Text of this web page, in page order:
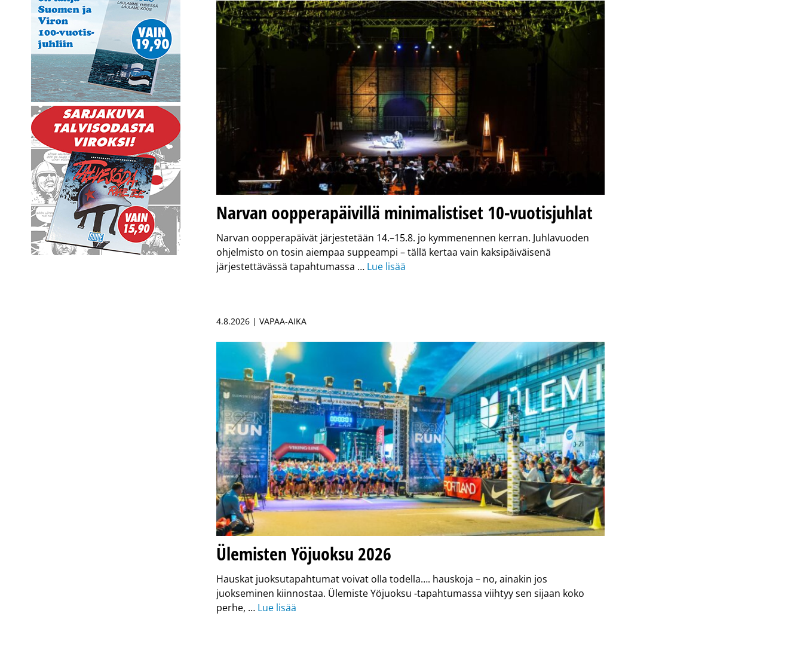
Narvan oopperapäivillä minimalistiset 10-vuotisjuhlat
Narvan oopperapäivät järjestetään 14.–15.8. jo kymmenennen kerran. Juhlavuoden
ohjelmisto on tosin aiempaa suppeampi – tällä kertaa vain kaksipäiväisenä
järjestettävässä tapahtumassa … Lue lisää
4.8.2026 | VAPAA-AIKA
Ülemisten Yöjuoksu 2026
Hauskat juoksutapahtumat voivat olla todella…. hauskoja – no, ainakin jos
juokseminen kiinnostaa. Ülemiste Yöjuoksu -tapahtumassa viihtyy sen sijaan koko
perhe, … Lue lisää